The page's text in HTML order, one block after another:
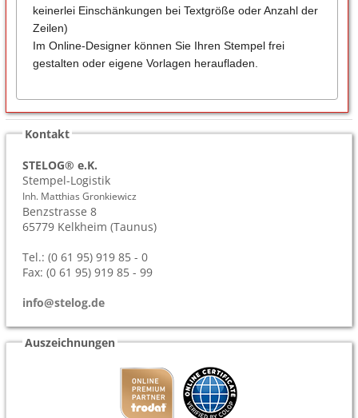
keinerlei Einschänkungen bei Textgröße oder Anzahl der
Zeilen)
Im Online-Designer können Sie Ihren Stempel frei
gestalten oder eigene Vorlagen heraufladen.
Kontakt
STELOG® e.K.
Stempel-Logistik
Inh. Matthias Gronkiewicz
Benzstrasse 8
65779 Kelkheim (Taunus)
Tel.: (0 61 95) 919 85 - 0
Fax: (0 61 95) 919 85 - 99
info@stelog.de
Auszeichnungen